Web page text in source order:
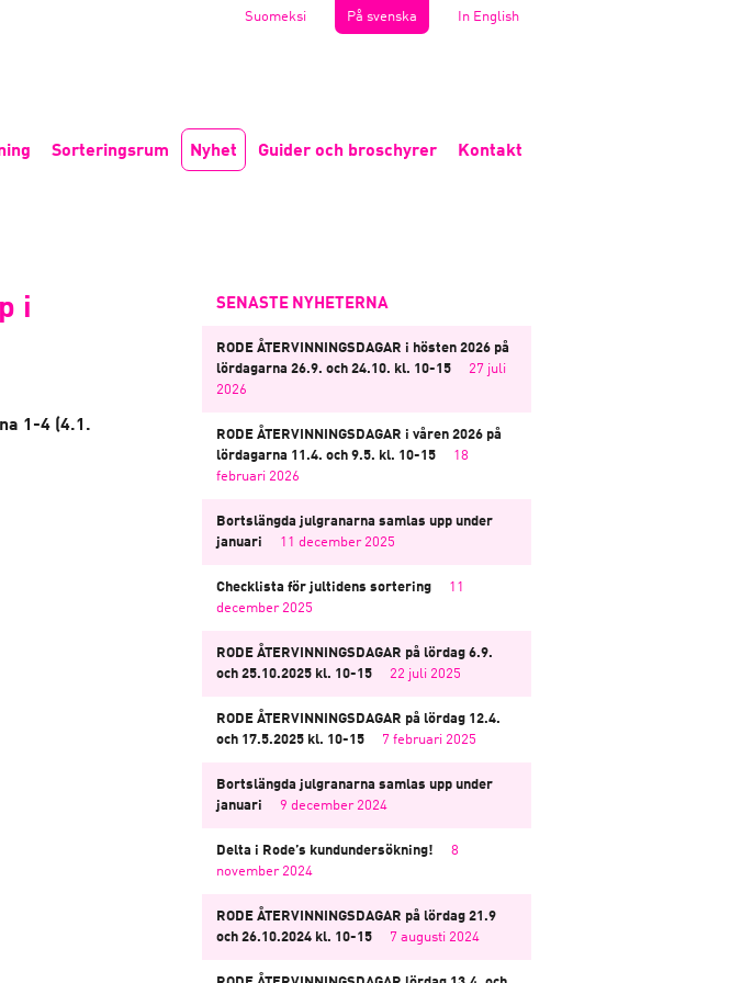
Suomeksi På svenska In English
Sorteringsrum Nyhet Guider och broschyrer Kontakt
i
1-4 (4.1.
SENASTE NYHETERNA
RODE ÅTERVINNINGSDAGAR i hösten 2026 på
lördagarna 26.9. och 24.10. kl. 10-15
27 juli
2026
RODE ÅTERVINNINGSDAGAR i våren 2026 på
lördagarna 11.4. och 9.5. kl. 10-15
18
februari 2026
Bortslängda julgranarna samlas upp under
januari
11 december 2025
Checklista för jultidens sortering
11
december 2025
RODE ÅTERVINNINGSDAGAR på lördag 6.9.
och 25.10.2025 kl. 10-15
22 juli 2025
RODE ÅTERVINNINGSDAGAR på lördag 12.4.
och 17.5.2025 kl. 10-15
7 februari 2025
Bortslängda julgranarna samlas upp under
januari
9 december 2024
Delta i Rode’s kundundersökning!
8
november 2024
RODE ÅTERVINNINGSDAGAR på lördag 21.9
och 26.10.2024 kl. 10-15
7 augusti 2024